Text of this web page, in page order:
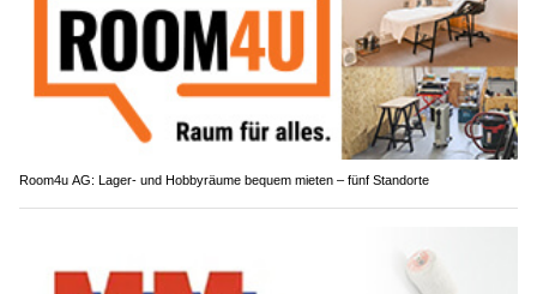
Room4u AG: Lager- und Hobbyräume bequem mieten – fünf Standorte